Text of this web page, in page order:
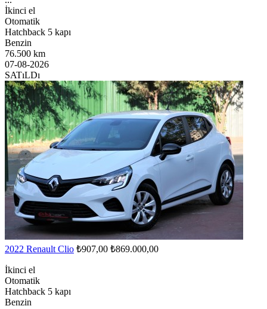
İkinci el
Otomatik
Hatchback 5 kapı
Benzin
76.500 km
07-08-2026
SATıLDı
2022 Renault Clio ₺907,00 ₺869.000,00
İkinci el
Otomatik
Hatchback 5 kapı
Benzin